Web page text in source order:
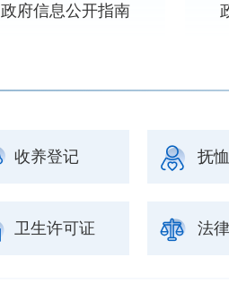
政府信息公开指南
收养登记 抚
卫生许可证 法